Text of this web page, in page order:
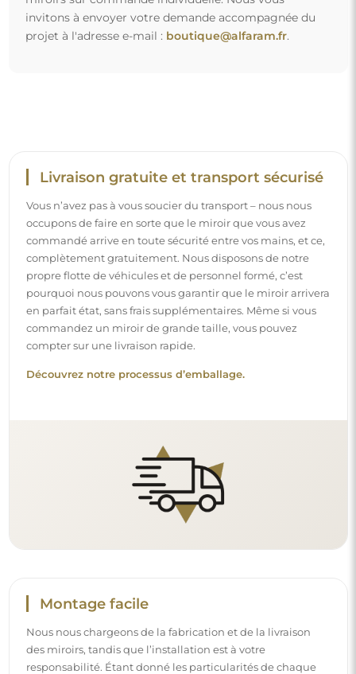
invitons à envoyer votre demande accompagnée du
projet à l'adresse e-mail : boutique@alfaram.fr.
Livraison gratuite et transport sécurisé
Vous n’avez pas à vous soucier du transport – nous nous
occupons de faire en sorte que le miroir que vous avez
commandé arrive en toute sécurité entre vos mains, et ce,
complètement gratuitement. Nous disposons de notre
propre flotte de véhicules et de personnel formé, c’est
pourquoi nous pouvons vous garantir que le miroir arrivera
en parfait état, sans frais supplémentaires. Même si vous
commandez un miroir de grande taille, vous pouvez
compter sur une livraison rapide.
Découvrez notre processus d’emballage.
Montage facile
Nous nous chargeons de la fabrication et de la livraison
des miroirs, tandis que l’installation est à votre
responsabilité. Étant donné les particularités de chaque